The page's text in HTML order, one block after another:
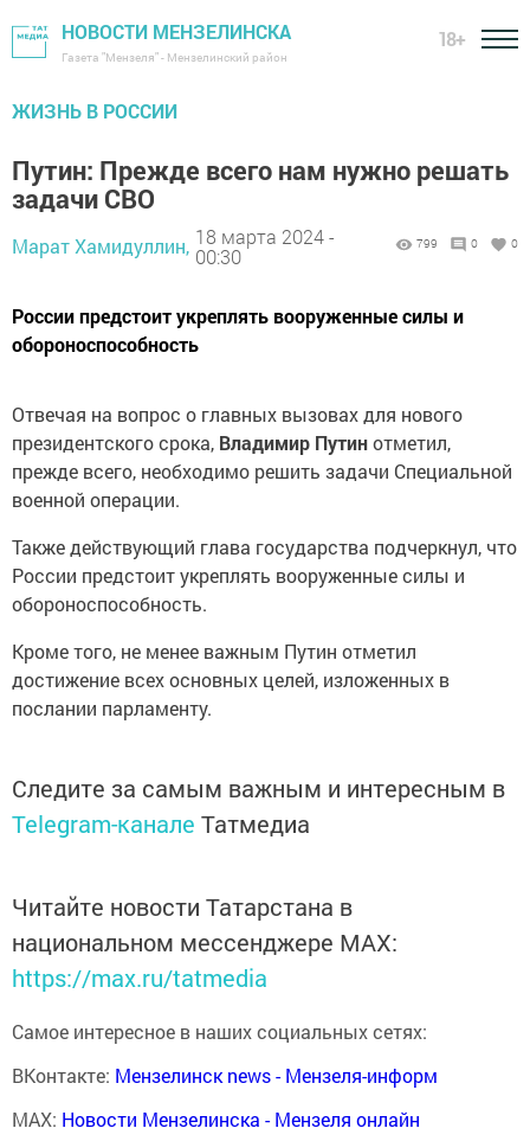
НОВОСТИ МЕНЗЕЛИНСКА
Газета "Мензеля" - Мензелинский район
18+
ЖИЗНЬ В РОССИИ
Путин: Прежде всего нам нужно решать
задачи СВО
Марат Хамидуллин, 18 марта 2024 -
00:30
799 0 0
России предстоит укреплять вооруженные силы и
обороноспособность
Отвечая на вопрос о главных вызовах для нового
президентского срока, Владимир Путинотметил,
прежде всего, необходимо решить задачи Специальной
военной операции.
Также действующий глава государства подчеркнул, что
России предстоит укреплять вооруженные силы и
обороноспособность.
Кроме того, не менее важным Путин отметил
достижение всех основных целей, изложенных в
послании парламенту.
Следите за самым важным и интересным в
Telegram-канале Татмедиа
Читайте новости Татарстана в
национальном мессенджере MАХ:
https://max.ru/tatmedia
Самое интересное в наших социальных сетях:
ВКонтакте: Мензелинск news - Мензеля-информ
MAX: Новости Мензелинска - Мензеля онлайн